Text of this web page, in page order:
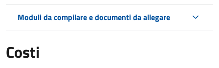
Moduli da compilare e documenti da allegare
Costi